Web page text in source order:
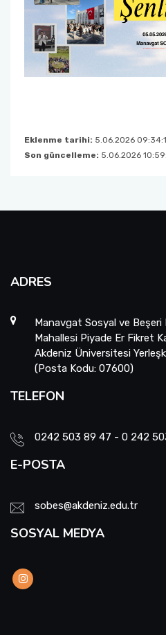
Eklenme tarihi: 5.06.2026
Son güncelleme: 5.06.2026
ADRES
Manavgat Sosyal ve Beşeri
Mahallesi Piyade Er Fikret
Akdeniz Üniversitesi
(Posta Kodu: 07600)
TELEFON
0242 503 89 47 - 0 242
E-POSTA
sobes@akdeniz.edu.tr
SOSYAL MEDYA